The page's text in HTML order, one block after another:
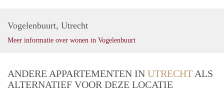
Vogelenbuurt, Utrecht
Meer informatie over wonen in Vogelenbuurt
ANDERE APPARTEMENTEN IN UTRECHT ALS
ALTERNATIEF VOOR DEZE LOCATIE